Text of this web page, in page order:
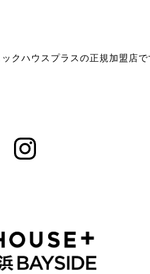
クハウスプラスの正規加盟店で